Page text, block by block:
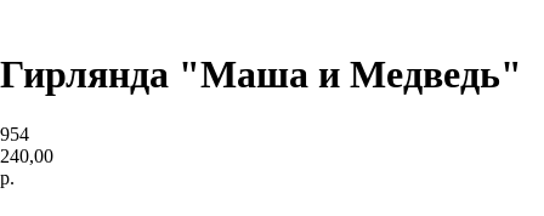
Гирлянда "Маша и Медведь"
954
240,00
р.